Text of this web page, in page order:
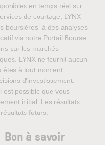
en temps réel sur
de courtage, LYNX
boursières, à des analyses
via notre Portail Bourse.
sur les marchés
LYNX ne fournit aucun
êtes à tout moment
d'investissement.
est possible que vous
initial. Les résultats
futurs.
Bon à savoir